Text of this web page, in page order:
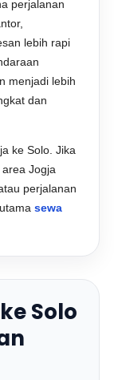
perjalanan
lebih rapi
menjadi lebih
dan
ke Solo. Jika
Jogja
perjalanan
sewa
Solo